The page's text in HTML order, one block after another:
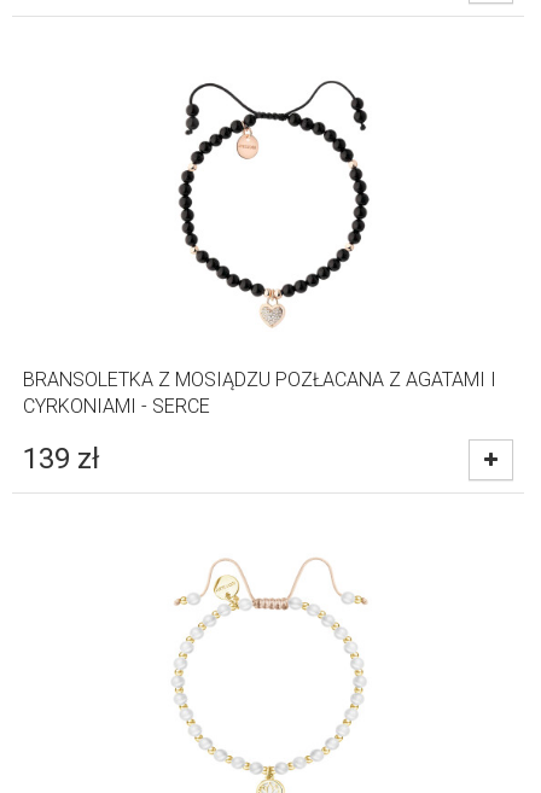
BRANSOLETKA Z MOSIĄDZU POZŁACANA Z AGATAMI I
CYRKONIAMI - SERCE
139 zł